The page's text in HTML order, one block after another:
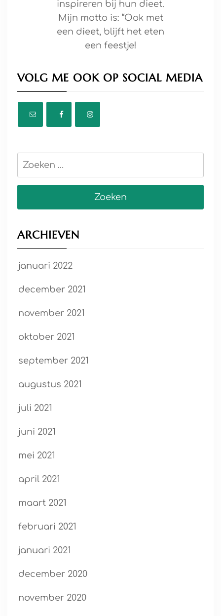
inspireren bij hun dieet.
Mijn motto is: “Ook met
een dieet, blijft het eten
een feestje!
VOLG ME OOK OP SOCIAL MEDIA
Zoeken
ARCHIEVEN
januari 2022
december 2021
november 2021
oktober 2021
september 2021
augustus 2021
juli 2021
juni 2021
mei 2021
april 2021
maart 2021
februari 2021
januari 2021
december 2020
november 2020